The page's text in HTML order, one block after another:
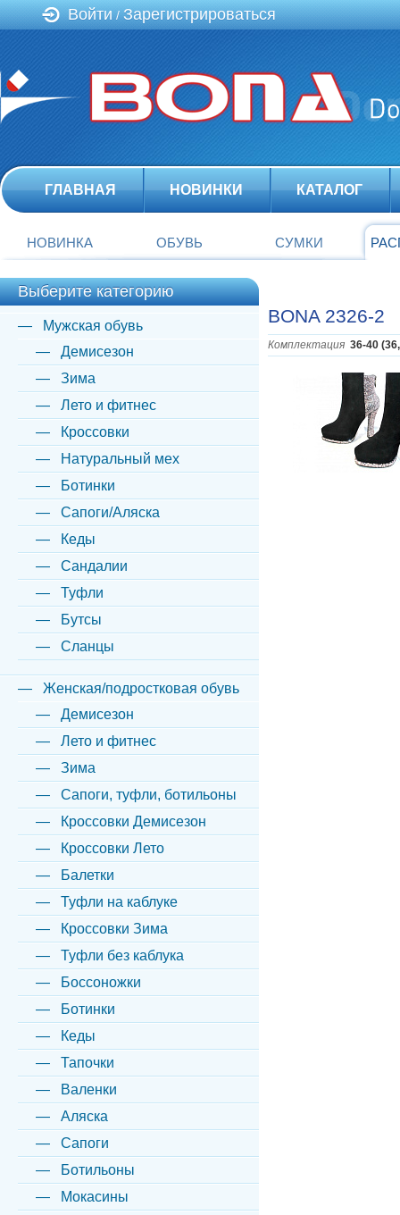
Войти / Зарегистрироваться
ГЛАВНАЯ НОВИНКИ КАТАЛОГ
НОВИНКА ОБУВЬ СУМКИ
BONA 2326-2
Комплектация 36-40
Выберите категорию
Мужская обувь
Демисезон
Зима
Лето и фитнес
Кроссовки
Натуральный мех
Ботинки
Сапоги/Аляска
Кеды
Сандалии
Туфли
Бутсы
Сланцы
Женская/подростковая обувь
Демисезон
Лето и фитнес
Зима
Сапоги, туфли, ботильоны
Кроссовки Демисезон
Кроссовки Лето
Балетки
Туфли на каблуке
Кроссовки Зима
Туфли без каблука
Боссоножки
Ботинки
Кеды
Тапочки
Валенки
Аляска
Сапоги
Ботильоны
Мокасины